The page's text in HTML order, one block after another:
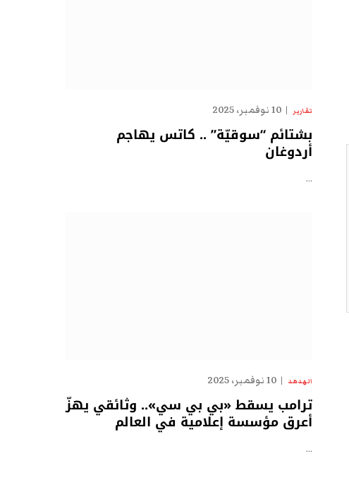
تقارير 10 نوفمبر، 2025
بشتائم “سوقيّة” .. كاتس يهاجم
أردوغان
…
الهدهد 10 نوفمبر، 2025
ترامب يسقط «بي بي سي».. وثائقي يهزّ
أعرق مؤسسة إعلامية في العالم
…